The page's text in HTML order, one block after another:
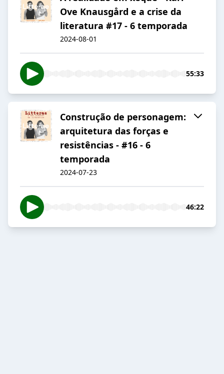
Ove Knausgård e a crise da
literatura #17 - 6 temporada
2024-08-01
55:33
Construção de personagem:
arquitetura das forças e
resistências - #16 - 6
temporada
2024-07-23
46:22